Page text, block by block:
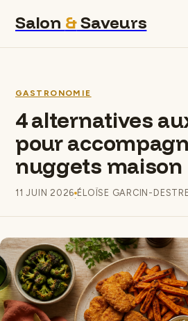
Salon &Saveurs
Gastronomie
Bricolage
GASTRONOMIE
4 alternatives
pour
nuggets maison
11 JUIN 2026·ÉLOÏSE GARCIN-